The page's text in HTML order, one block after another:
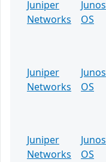
Juniper
Networks
Junos
OS
Juniper
Networks
Junos
OS
Juniper
Networks
Junos
OS